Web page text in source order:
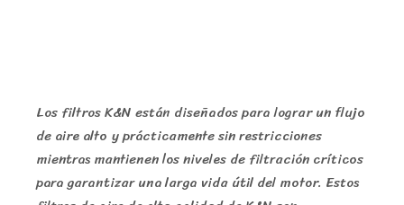
Los filtros K&N están diseñados para lograr un flujo
de aire alto y prácticamente sin restricciones
mientras mantienen los niveles de filtración críticos
para garantizar una larga vida útil del motor. Estos